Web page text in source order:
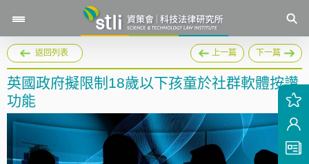
返回列表 上一篇 下一篇
英國政府擬限制18歲以下孩童於社群軟體按讚
功能